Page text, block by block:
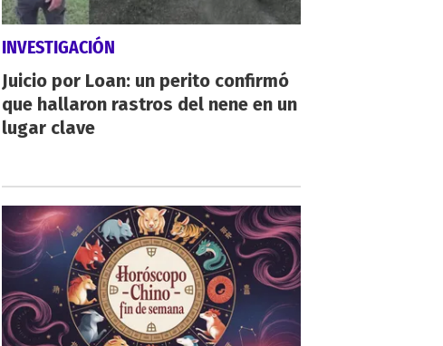
INVESTIGACIÓN
Juicio por Loan: un perito confirmó
que hallaron rastros del nene en un
lugar clave